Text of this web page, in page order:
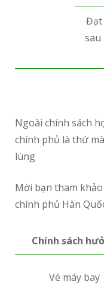
Đạt
sau
Ngoài chính sách
chính phủ là thứ
lùng
Mời bạn tham
chính phủ Hàn
Chính sách
Vé máy bay